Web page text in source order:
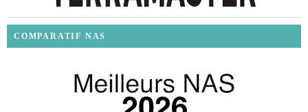
COMPARATIF NAS